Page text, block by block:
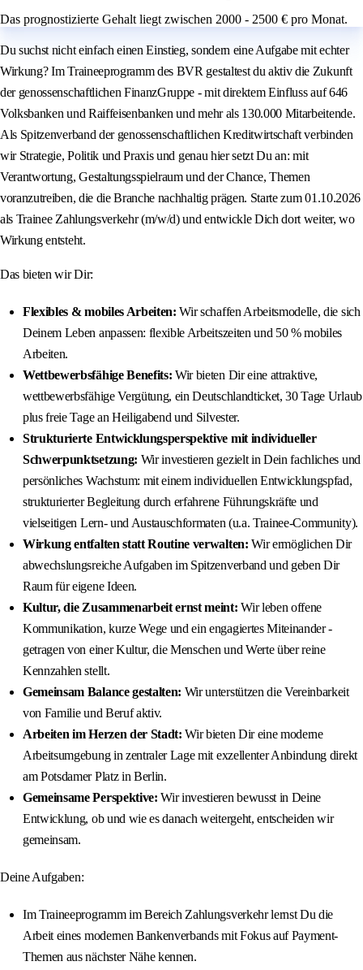
Das prognostizierte Gehalt liegt zwischen 2000 - 2500 € pro Monat.
Du suchst nicht einfach einen Einstieg, sondern eine Aufgabe mit echter
Wirkung? Im Traineeprogramm des BVR gestaltest du aktiv die Zukunft
der genossenschaftlichen FinanzGruppe - mit direktem Einfluss auf 646
Volksbanken und Raiffeisenbanken und mehr als 130.000 Mitarbeitende.
Als Spitzenverband der genossenschaftlichen Kreditwirtschaft verbinden
wir Strategie, Politik und Praxis und genau hier setzt Du an: mit
Verantwortung, Gestaltungsspielraum und der Chance, Themen
voranzutreiben, die die Branche nachhaltig prägen. Starte zum 01.10.2026
als Trainee Zahlungsverkehr (m/w/d) und entwickle Dich dort weiter, wo
Wirkung entsteht.
Das bieten wir Dir:
Flexibles & mobiles Arbeiten: Wir schaffen Arbeitsmodelle, die sich
Deinem Leben anpassen: flexible Arbeitszeiten und 50 % mobiles
Arbeiten.
Wettbewerbsfähige Benefits: Wir bieten Dir eine attraktive,
wettbewerbsfähige Vergütung, ein Deutschlandticket, 30 Tage Urlaub
plus freie Tage an Heiligabend und Silvester.
Strukturierte Entwicklungsperspektive mit individueller
Schwerpunktsetzung: Wir investieren gezielt in Dein fachliches und
persönliches Wachstum: mit einem individuellen Entwicklungspfad,
strukturierter Begleitung durch erfahrene Führungskräfte und
vielseitigen Lern- und Austauschformaten (u.a. Trainee-Community).
Wirkung entfalten statt Routine verwalten: Wir ermöglichen Dir
abwechslungsreiche Aufgaben im Spitzenverband und geben Dir
Raum für eigene Ideen.
Kultur, die Zusammenarbeit ernst meint: Wir leben offene
Kommunikation, kurze Wege und ein engagiertes Miteinander -
getragen von einer Kultur, die Menschen und Werte über reine
Kennzahlen stellt.
Gemeinsam Balance gestalten: Wir unterstützen die Vereinbarkeit
von Familie und Beruf aktiv.
Arbeiten im Herzen der Stadt: Wir bieten Dir eine moderne
Arbeitsumgebung in zentraler Lage mit exzellenter Anbindung direkt
am Potsdamer Platz in Berlin.
Gemeinsame Perspektive: Wir investieren bewusst in Deine
Entwicklung, ob und wie es danach weitergeht, entscheiden wir
gemeinsam.
Deine Aufgaben:
Im Traineeprogramm im Bereich Zahlungsverkehr lernst Du die
Arbeit eines modernen Bankenverbands mit Fokus auf Payment-
Themen aus nächster Nähe kennen.